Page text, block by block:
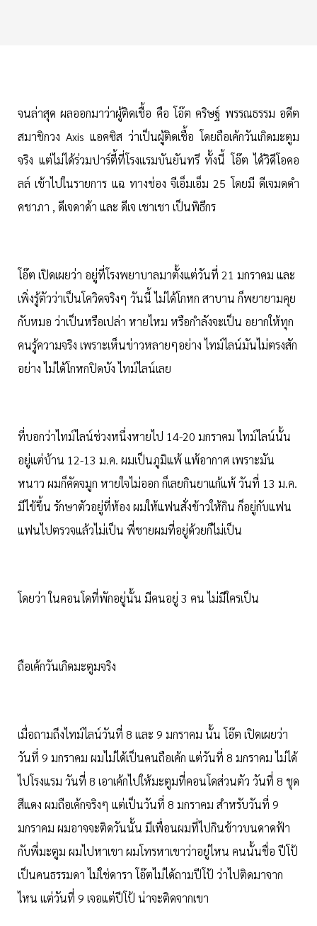
จนล่าสุด ผลออกมาว่าผู้ติดเชื้อ คือ โอ๊ต คริษฐ์ พรรณธรรม อดีต
สมาชิกวง Axis แอคซิส ว่าเป็นผู้ติดเชื้อ โดยถือเค้กวันเกิดมะตูม
จริง แต่ไม่ได้ร่วมปาร์ตี้ที่โรงแรมบันยันทรี ทั้งนี้ โอ๊ต ได้วิดีโอคอ
ลล์ เข้าไปในรายการ แฉ ทางช่อง จีเอ็มเอ็ม 25 โดยมี ดีเจมดดำ
คชาภา , ดีเจดาด้า และ ดีเจ เชาเชา เป็นพิธีกร
โอ๊ต เปิดเผยว่า อยู่ที่โรงพยาบาลมาตั้งแต่วันที่ 21 มกราคม และ
เพิ่งรู้ตัวว่าเป็นโควิดจริงๆ วันนี้ ไม่ได้โกหก สาบาน ก็พยายามคุย
กับหมอ ว่าเป็นหรือเปล่า หายไหม หรือกำลังจะเป็น อยากให้ทุก
คนรู้ความจริง เพราะเห็นข่าวหลายๆอย่าง ไทม์ไลน์มันไม่ตรงสัก
อย่าง ไม่ได้โกหกปิดบัง ไทม์ไลน์เลย
ที่บอกว่าไทม์ไลน์ช่วงหนึ่งหายไป 14-20 มกราคม ไทม์ไลน์นั้น
อยู่แต่บ้าน 12-13 ม.ค. ผมเป็นภูมิแพ้ แพ้อากาศ เพราะมัน
หนาว ผมก็คัดจมูก หายใจไม่ออก ก็เลยกินยาแก้แพ้ วันที่ 13 ม.ค.
มีไข้ขึ้น รักษาตัวอยู่ที่ห้อง ผมให้แฟนสั่งข้าวให้กิน ก็อยู่กับแฟน
แฟนไปตรวจแล้วไม่เป็น พี่ชายผมที่อยู่ด้วยก็ไม่เป็น
โดยว่า ในคอนโดที่พักอยู่นั้น มีคนอยู่ 3 คน ไม่มีใครเป็น
ถือเค้กวันเกิดมะตูมจริง
เมื่อถามถึงไทม์ไลน์วันที่ 8 และ 9 มกราคม นั้น โอ๊ต เปิดเผยว่า
วันที่ 9 มกราคม ผมไม่ได้เป็นคนถือเค้ก แต่วันที่ 8 มกราคม ไม่ได้
ไปโรงแรม วันที่ 8 เอาเค้กไปให้มะตูมที่คอนโดส่วนตัว วันที่ 8 ชุด
สีแดง ผมถือเค้กจริงๆ แต่เป็นวันที่ 8 มกราคม สำหรับวันที่ 9
มกราคม ผมอาจจะติดวันนั้น มีเพื่อนผมที่ไปกินข้าวบนดาดฟ้า
กับพี่มะตูม ผมไปหาเขา ผมโทรหาเขาว่าอยู่ไหน คนนั้นชื่อ ปีโป้
เป็นคนธรรมดา ไม่ใช่ดารา โอ๊ตไม่ได้ถามปีโป้ ว่าไปติดมาจาก
ไหน แต่วันที่ 9 เจอแต่ปีโป้ น่าจะติดจากเขา